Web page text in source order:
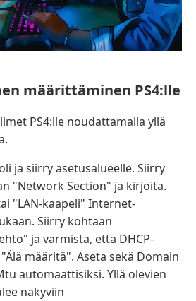
määrittäminen PS4:lle
PS4:lle noudattamalla yllä
ja siirry asetusalueelle. Siirry
"Network Section" ja kirjoita.
"LAN-kaapeli" Internet-
Siirry kohtaan
ja varmista, että DHCP-
määritä". Aseta sekä Domain
automaattisiksi. Yllä olevien
näkyviin